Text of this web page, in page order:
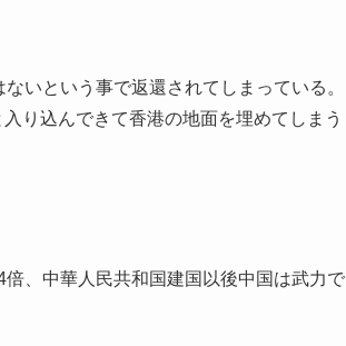
いという事で返還されてしまっている。
り込んできて香港の地面を埋めてしまう
、中華人民共和国建国以後中国は武力で